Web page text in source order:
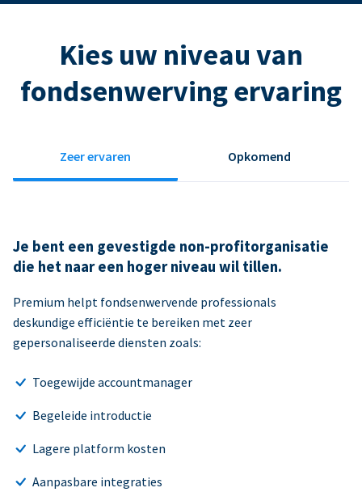
Kies uw niveau van
fondsenwerving ervaring
Zeer ervaren Opkomend
Je bent een gevestigde non-profitorganisatie
die het naar een hoger niveau wil tillen.
Premium helpt fondsenwervende professionals
deskundige efficiëntie te bereiken met zeer
gepersonaliseerde diensten zoals:
Toegewijde accountmanager
Begeleide introductie
Lagere platform kosten
Aanpasbare integraties